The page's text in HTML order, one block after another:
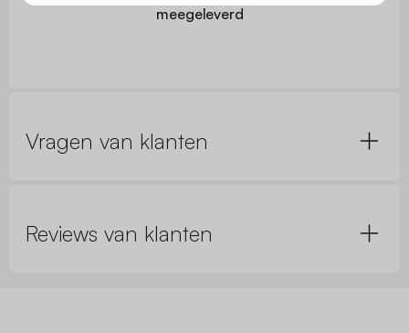
meegeleverd
Vragen van klanten
Reviews van klanten